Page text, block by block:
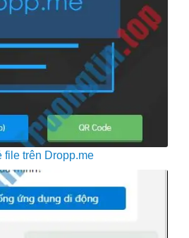
file trên Dropp.me